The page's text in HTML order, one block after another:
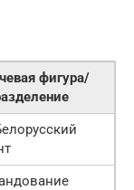
фигура/